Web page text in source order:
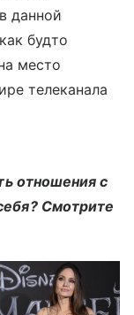
данной
будто
место
телеканала
отношения с
Смотрите